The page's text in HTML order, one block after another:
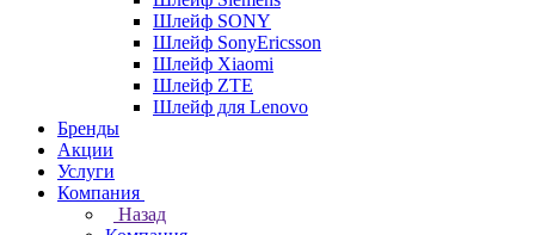
Шлейф SONY
Шлейф SonyEricsson
Шлейф Xiaomi
Шлейф ZTE
Шлейф для Lenovo
Бренды
Акции
Услуги
Компания
Назад